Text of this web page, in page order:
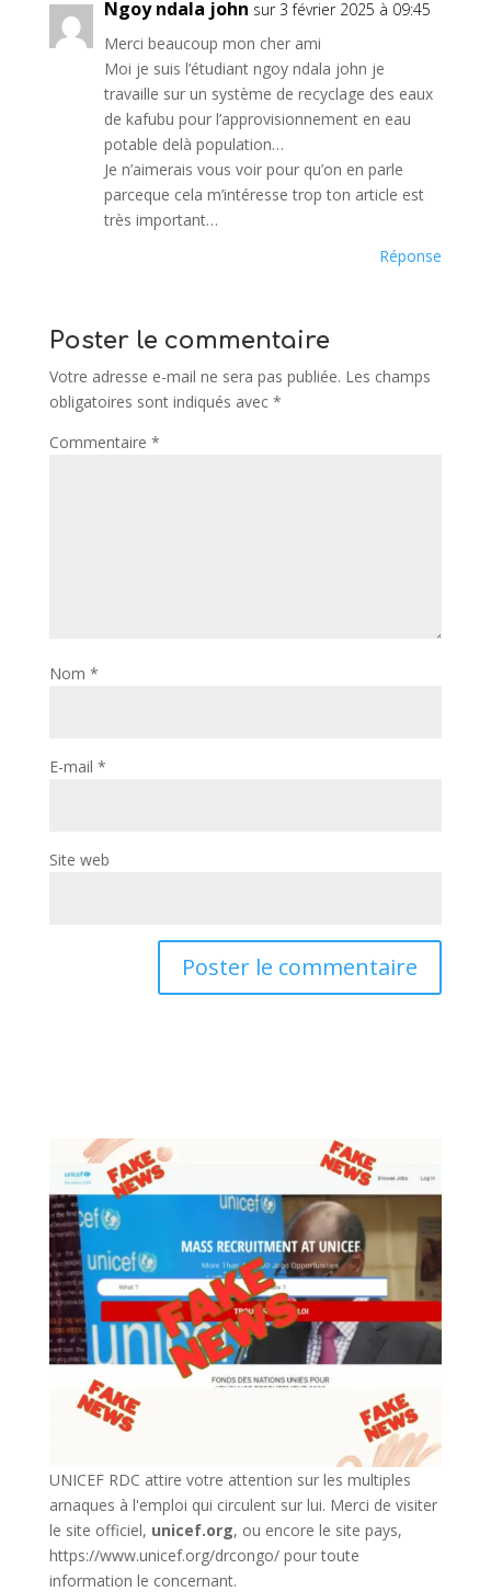
Ngoy ndala john sur 3 février 2025 à 09:45
Merci beaucoup mon cher ami
Moi je suis l’étudiant ngoy ndala john je
travaille sur un système de recyclage des eaux
de kafubu pour l’approvisionnement en eau
potable delà population…
Je n’aimerais vous voir pour qu’on en parle
parceque cela m’intéresse trop ton article est
très important…
Réponse
Poster le commentaire
Votre adresse e-mail ne sera pas publiée. Les champs
obligatoires sont indiqués avec *
Commentaire *
Nom *
E-mail *
Site web
UNICEF RDC attire votre attention sur les multiples
arnaques à l'emploi qui circulent sur lui. Merci de visiter
le site officiel, unicef.org, ou encore le site pays,
https://www.unicef.org/drcongo/pour toute
information le concernant.